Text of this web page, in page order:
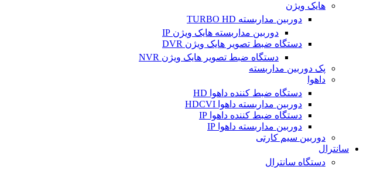
هایک ویژن
دوربین مداربسته TURBO HD
دوربین مداربسته هایک ویژن IP
دستگاه ضبط تصویر هایک ویژن DVR
دستگاه ضبط تصویر هایک ویژن NVR
پک دوربین مداربسته
داهوا
دستگاه ضبط کننده داهوا HD
دوربین مداربسته داهوا HDCVI
دستگاه ضبط کننده داهوا IP
دوربین مداربسته داهوا IP
دوربین سیم کارتی
سانترال
دستگاه سانترال